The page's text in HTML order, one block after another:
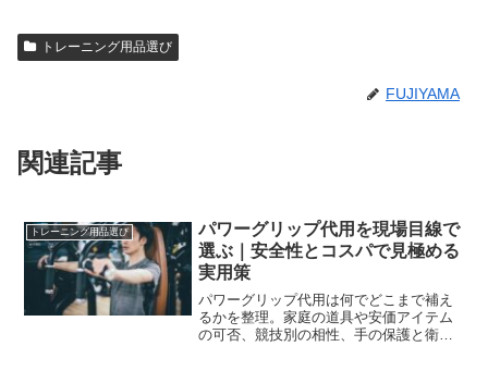
トレーニング用品選び
FUJIYAMA
関連記事
トレーニング用品選び
パワーグリップ代用を現場目線で
選ぶ｜安全性とコスパで見極める
実用策
パワーグリップ代用は何でどこまで補え
るかを整理。家庭の道具や安価アイテム
の可否、競技別の相性、手の保護と衛